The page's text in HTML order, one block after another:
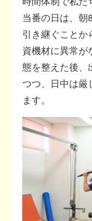
当番の日は、朝
引き継ぐこと
資機材に異常が
態を整えた後、
つつ、日中は厳
ます。